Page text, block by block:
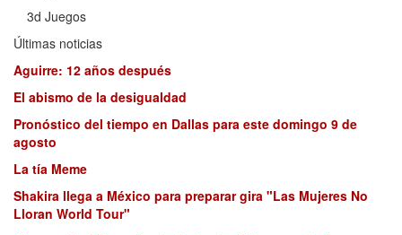
3d Juegos
Últimas noticias
Aguirre: 12 años después
El abismo de la desigualdad
Pronóstico del tiempo en Dallas para este domingo 9 de
agosto
La tía Meme
Shakira llega a México para preparar gira "Las Mujeres No
Lloran World Tour"